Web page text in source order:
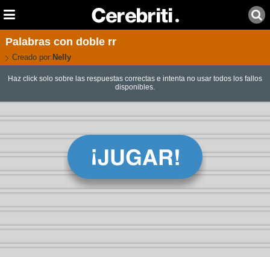
Palabras con doble rr
Creado por: Nelly
Haz click solo sobre las respuestas correctas e intenta no usar todos los fallos
disponibles.